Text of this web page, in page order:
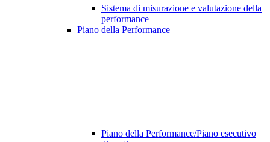
Sistema di misurazione e valutazione della
performance
Piano della Performance
Piano della Performance/Piano esecutivo